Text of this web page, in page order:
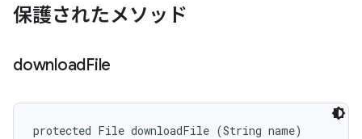
保護されたメソッド
downloadFile
protected File downloadFile (String name)